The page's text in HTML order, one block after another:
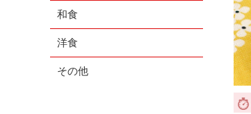
和食
洋食
その他